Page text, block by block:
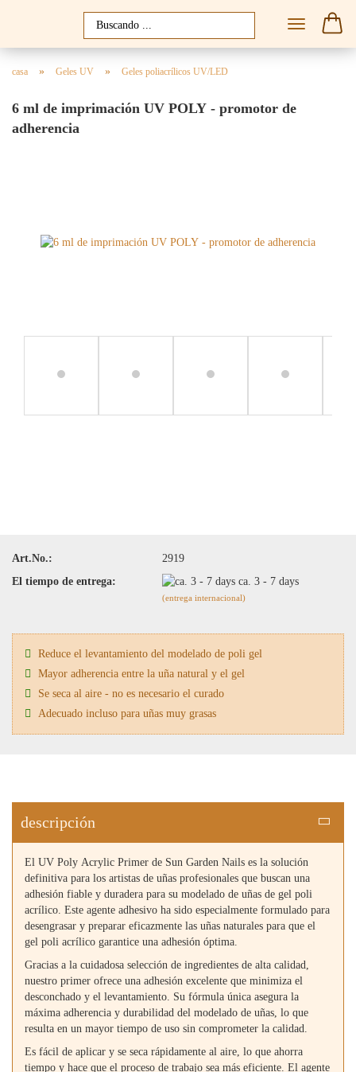
casa » Geles UV » Geles poliacrílicos UV/LED
6 ml de imprimación UV POLY - promotor de
adherencia
Art.No.:
2919
El tiempo de entrega:
ca. 3 - 7 days
(entrega internacional)
Reduce el levantamiento del modelado de poli gel
Mayor adherencia entre la uña natural y el gel
Se seca al aire - no es necesario el curado
Adecuado incluso para uñas muy grasas
descripción
El UV Poly Acrylic Primer de Sun Garden Nails es la solución
definitiva para los artistas de uñas profesionales que buscan una
adhesión fiable y duradera para su modelado de uñas de gel poli
acrílico. Este agente adhesivo ha sido especialmente formulado para
desengrasar y preparar eficazmente las uñas naturales para que el
gel poli acrílico garantice una adhesión óptima.
Gracias a la cuidadosa selección de ingredientes de alta calidad,
nuestro primer ofrece una adhesión excelente que minimiza el
desconchado y el levantamiento. Su fórmula única asegura la
máxima adherencia y durabilidad del modelado de uñas, lo que
resulta en un mayor tiempo de uso sin comprometer la calidad.
Es fácil de aplicar y se seca rápidamente al aire, lo que ahorra
tiempo y hace que el proceso de trabajo sea más eficiente. El agente